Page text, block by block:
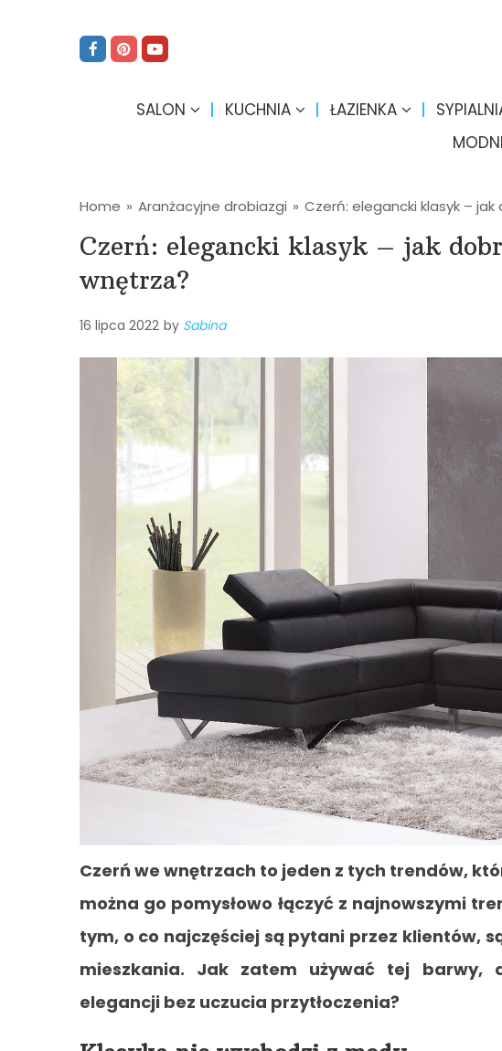
SALON KUCHNIA ŁAZIENKA
Home » Aranżacyjne drobiazgi » Czerń: elegancki klasyk –
Czerń: elegancki klasyk – jak
wnętrza?
16 lipca 2022 by Sabina
Czerń we wnętrzach to jeden z tych trendów,
można go pomysłowo łączyć z najnowszymi
tym, o co najczęściej są pytani przez klientów,
mieszkania. Jak zatem używać tej barwy,
elegancji bez uczucia przytłoczenia?